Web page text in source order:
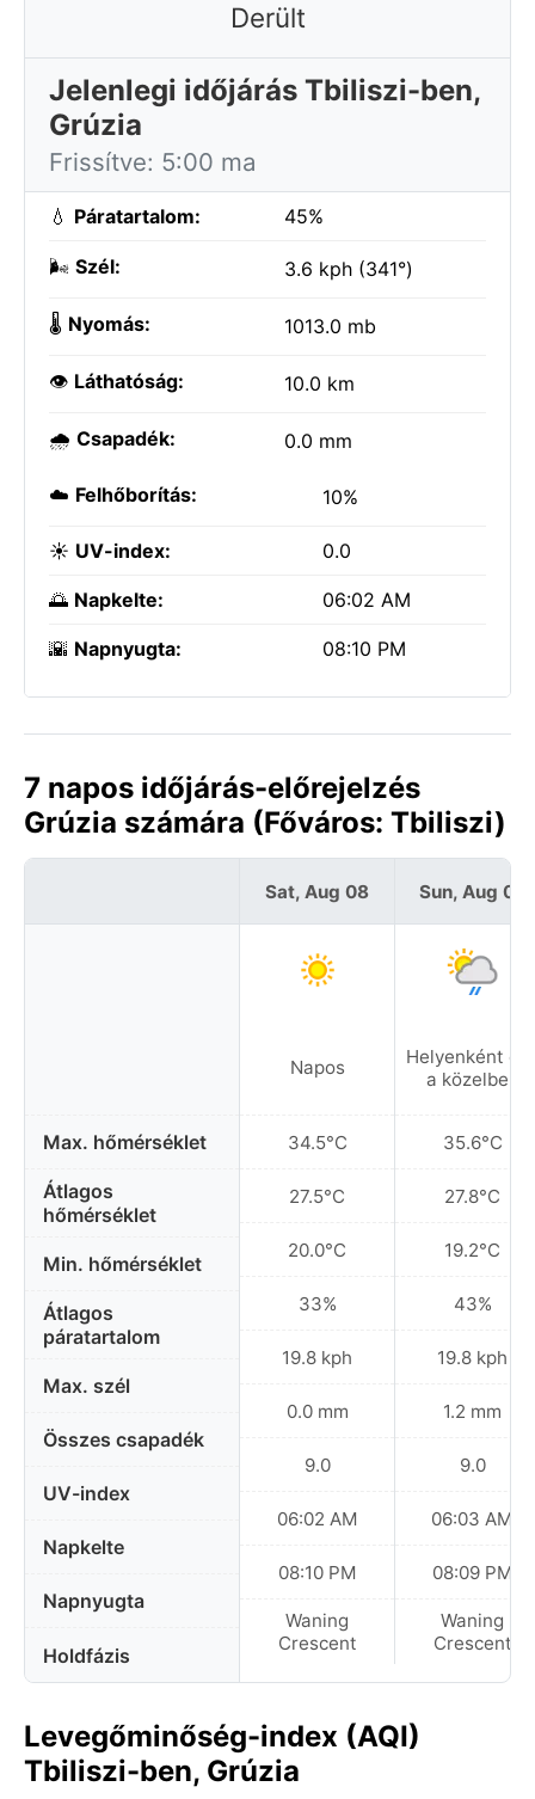
Derült
Jelenlegi időjárás Tbiliszi-ben,
Grúzia
Frissítve: 5:00 ma
💧 Páratartalom: 45%
🌬️ Szél: 3.6 kph (341°)
🌡️ Nyomás: 1013.0 mb
👁️ Láthatóság: 10.0 km
🌧️ Csapadék: 0.0 mm
☁️ Felhőborítás: 10%
☀️ UV-index: 0.0
🌅 Napkelte: 06:02 AM
🌇 Napnyugta: 08:10 PM
7 napos időjárás-előrejelzés
Grúzia számára (Főváros: Tbiliszi)
Max. hőmérséklet
Átlagos
hőmérséklet
Min. hőmérséklet
Átlagos
páratartalom
Max. szél
Összes csapadék
UV-index
Napkelte
Napnyugta
Holdfázis
Sat, Aug 08
Napos
34.5°C
27.5°C
20.0°C
33%
19.8 kph
0.0 mm
9.0
06:02 AM
08:10 PM
Waning
Crescent
Sun, Aug 09
Helyenként
a közelben
35.6°C
27.8°C
19.2°C
43%
19.8 kph
1.2 mm
9.0
06:03 AM
08:09 PM
Waning
Crescent
Levegőminőség-index (AQI)
Tbiliszi-ben, Grúzia